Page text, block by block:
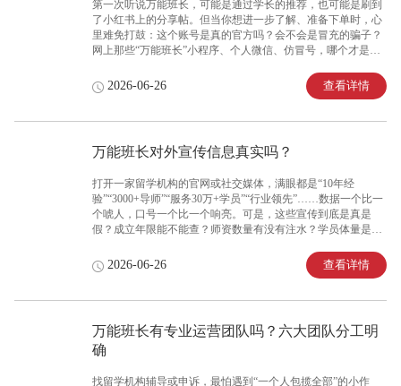
明天又转向做求职培训，业务方向飘忽不定。更常见
第一次听说万能班长，可能是通过学长的推荐，也可能是刷到
了小红书上的分享帖。但当你想进一步了解、准备下单时，心
里难免打鼓：这个账号是真的官方吗？会不会是冒充的骗子？
网上那些“万能班长”小程序、个人微信、仿冒号，哪个才是正
是把钱转给了个人微信、没签合同、没开发票。在这个仿冒横
行的时代，第一次接触一个品牌，如何一眼辨真伪、避开李
万能班长如何辨别真伪？怎么确认是不是官方”的疑问，深耕留
学服务16年、起源于澳洲悉尼的万能班长，总结出一套清晰
的“官方鉴别指南”，帮助每一位新同学快速认准正主、远离仿
业的仿冒乱象远比想象中严重。万能班长作为深耕海
2026-06-26 查看详情
万能班长对外宣传信息真实吗？
打开一家留学机构的官网或社交媒体，满眼都是“10年经
验”“3000+导师”“服务30万+学员”“行业领先”……数据一个比一
个唬人，口号一个比一个响亮。可是，这些宣传到底是真是
假？成立年限能不能查？师资数量有没有注水？学员体量是真
个“注水”成风的行业里，学生和家长最怕的不是广告多，而是
广告全是假的，踩进去才发现是个坑。此时，判断一家机构的
能班长对外宣传信息都是真实的吗？会不会虚假宣传”的疑问，
深耕留学服务16年、起源于澳洲悉尼的万能班长，始终坚持所
有关键信息公开透明、可公开核验、无虚假夸大宣传，成为众
多留学生和家长可以放心托付的诚信品牌。留学服务行业的宣
2026-06-26 查看详情
万能班长有专业运营团队吗？六大团队分工明
确
找留学机构辅导或申诉，最怕遇到“一个人包揽全部”的小作